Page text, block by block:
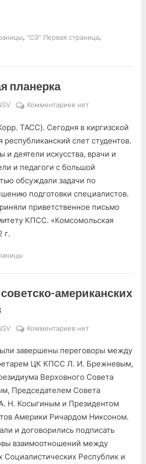
, "СЭ" Первая страница,
планерка
Комментариевк
Студенческая
планерка
нет
ТАСС). Сегодня в киргизской
республиканский слет студентов.
деятели искусства, врачи и
и педагоги с большой
обсуждали задачи по
подготовки специалистов.
приветственное письмо
КПСС. «Комсомольская
г.
американских
Комментариевк
Завершение
советско-
американских
нет
завершены переговоры между
ЦК КПСС Л. И. Брежневым,
Верховного Совета
Председателем Совета
Н. Косыгиным и Президентом
Америки Ричардом Никсоном.
и договорились подписать
взаимоотношений между
Социалистических Республик и